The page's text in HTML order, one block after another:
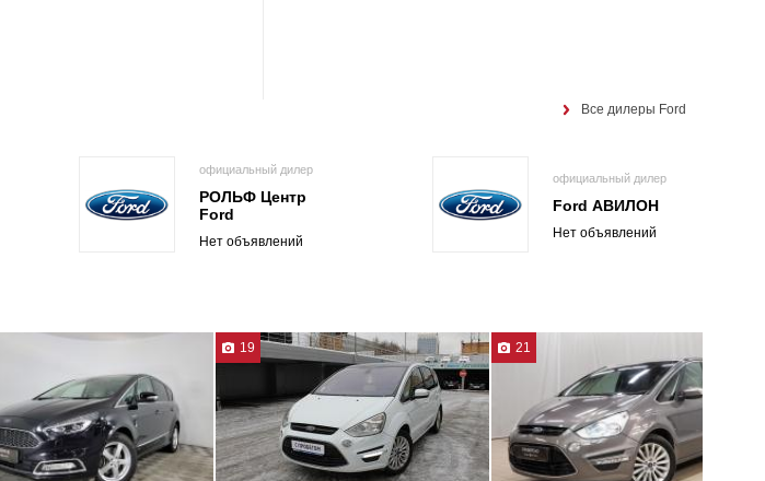
Все дилеры Ford
официальный дилер
РОЛЬФ Центр
Ford
Нет объявлений
официальный дилер
Ford АВИЛОН
Нет объявлений
19 21